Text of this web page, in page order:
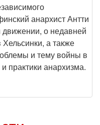
анархист Антти
движении, о недавней
а также
и тему войны в
практики анархизма.